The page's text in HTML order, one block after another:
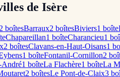
de Isère
2 boîtesBarraux2 boîtesBiviers1 boîte
Chapareillan1 boîteCharancieu1
2 boîtesClavans-en-Haut-Oisans1
1 boîteFontanil-Cornillon2
André1 boîteLa Flachère1 boîteLa
2 boîtesLe Pont-de-Claix3